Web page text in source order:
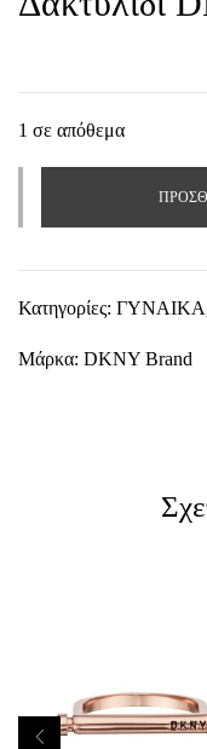
1 σε απόθεμα
Κατηγορίες: ΓΥΝΑΙΚΑ
Μάρκα: DKNY Brand